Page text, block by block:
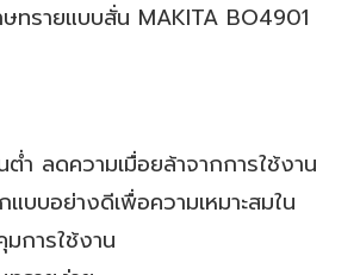
ษทรายแบบสั่น MAKITA BO4901
ำ ลดความเมื่อยล้าจากการใช้งาน
บบอย่างดีเพื่อความเหมาะสมใน
การใช้งาน